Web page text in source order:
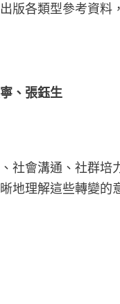
版各類型參考資料
、張鈺生
社會溝通、社群
地理解這些轉變的